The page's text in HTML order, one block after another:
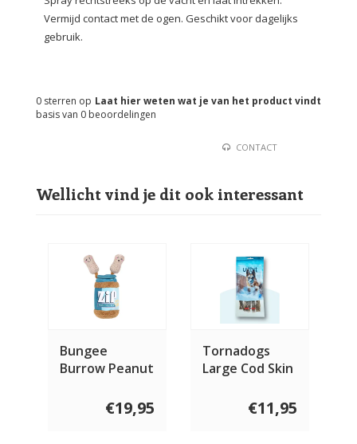
Vermijd contact met de ogen. Geschikt voor dagelijks
gebruik.
Laat hier weten wat je van het product vindt
0 sterren op
basis van 0 beoordelingen
CONTACT
Wellicht vind je dit ook interessant
Bungee
Burrow Peanut
€19,95
Tornadogs
Large Cod Skin
€11,95